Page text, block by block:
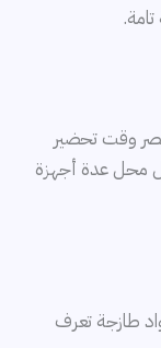
وقت تحضير
محل عدة أجهزة
طازجة تعرف